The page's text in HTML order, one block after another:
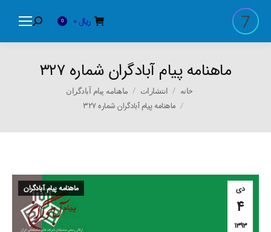
ریال 0
Search:
ماهنامه پیام آبادگران شماره ۳۲۷
خانه انتشارات ماهنامه پیام آبادگران
ماهنامه پیام آبادگران شماره ۳۲۷
دی
۴
۱۳۹۳
ماهنامه پیام آبادگران